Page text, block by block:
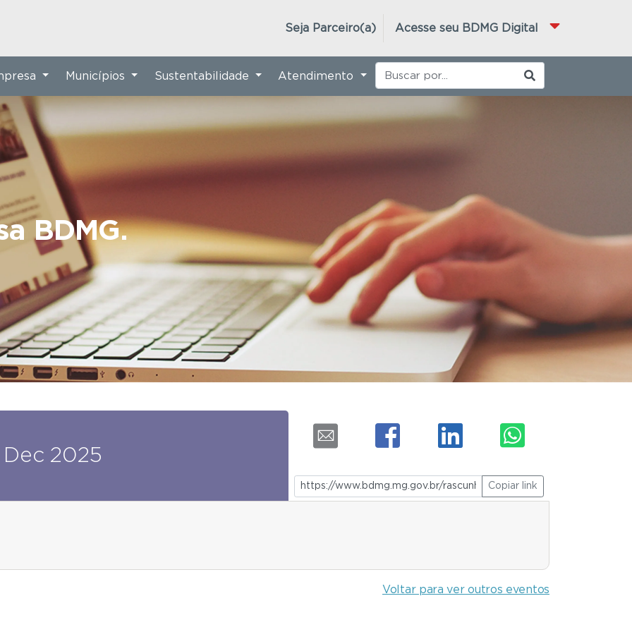
Acesse seu BDMG Digital
Seja Parceiro(a)
BDMG.
Municípios Sustentabilidade Atendimento
Dec 2025
Copiar link
Voltar para ver outros eventos